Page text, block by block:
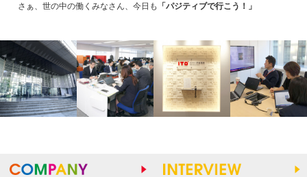
さぁ、世の中の働くみなさん、今日も 「パジティブで行こう！」